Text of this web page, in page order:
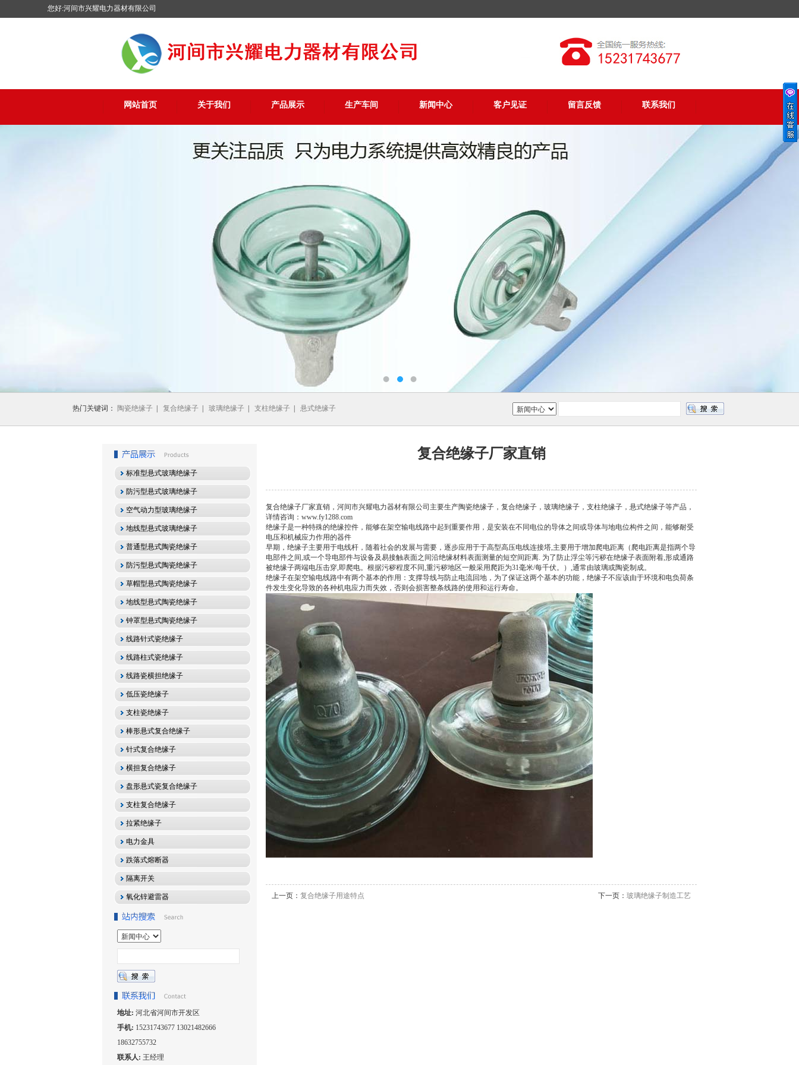
您好:河间市兴耀电力器材有限公司
网站首页 关于我们 产品展示 生产车间 新闻中心 客户见证 留言反馈 联系我们
热门关键词： 陶瓷绝缘子 复合绝缘子 玻璃绝缘子 支柱绝缘子 悬式绝缘子
标准型悬式玻璃绝缘子
防污型悬式玻璃绝缘子
空气动力型玻璃绝缘子
地线型悬式玻璃绝缘子
普通型悬式陶瓷绝缘子
防污型悬式陶瓷绝缘子
草帽型悬式陶瓷绝缘子
地线型悬式陶瓷绝缘子
钟罩型悬式陶瓷绝缘子
线路针式瓷绝缘子
线路柱式瓷绝缘子
线路瓷横担绝缘子
低压瓷绝缘子
支柱瓷绝缘子
棒形悬式复合绝缘子
针式复合绝缘子
横担复合绝缘子
盘形悬式瓷复合绝缘子
支柱复合绝缘子
拉紧绝缘子
电力金具
跌落式熔断器
隔离开关
氧化锌避雷器
地址: 河北省河间市开发区
手机: 15231743677 13021482666
18632755732
联系人: 王经理
复合绝缘子厂家直销
复合绝缘子厂家直销，河间市兴耀电力器材有限公司主要生产陶瓷绝缘子，复合绝缘子，玻璃绝缘子，支柱绝缘子，悬式绝缘子等产品，
详情咨询：www.fy1288.com
绝缘子是一种特殊的绝缘控件，能够在架空输电线路中起到重要作用，是安装在不同电位的导体之间或导体与地电位构件之间，能够耐受
电压和机械应力作用的器件
早期，绝缘子主要用于电线杆，随着社会的发展与需要，逐步应用于于高型高压电线连接塔,主要用于增加爬电距离（爬电距离是指两个导
电部件之间,或一个导电部件与设备及易接触表面之间沿绝缘材料表面测量的短空间距离. 为了防止浮尘等污秽在绝缘子表面附着,形成通路
被绝缘子两端电压击穿,即爬电。根据污秽程度不同,重污秽地区一般采用爬距为31毫米/每千伏。）,通常由玻璃或陶瓷制成。
绝缘子在架空输电线路中有两个基本的作用：支撑导线与防止电流回地，为了保证这两个基本的功能，绝缘子不应该由于环境和电负荷条
件发生变化导致的各种机电应力而失效，否则会损害整条线路的使用和运行寿命。
上一页： 复合绝缘子用途特点 下一页： 玻璃绝缘子制造工艺